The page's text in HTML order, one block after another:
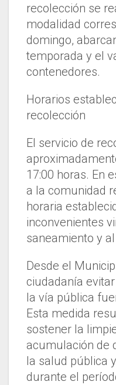
recolección se
modalidad
domingo,
temporada y el
contenedores.
Horarios
recolección
El servicio de
17:00 horas. En
a la comunidad
horaria
inconvenientes
saneamiento y
Desde el
ciudadanía
la vía pública
Esta medida
sostener la
acumulación de
la salud pública
durante el